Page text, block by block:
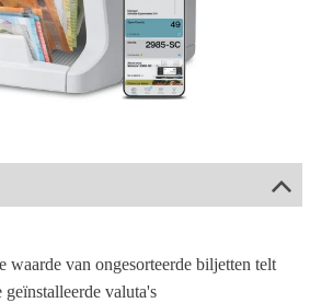
waarde van ongesorteerde biljetten telt
valuta's